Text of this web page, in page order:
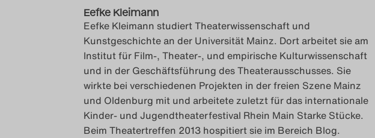
Eefke Kleimann
Eefke Kleimann studiert Theaterwissenschaft und
Kunstgeschichte an der Universität Mainz. Dort arbeitet sie am
Institut für Film-, Theater-, und empirische Kulturwissenschaft
und in der Geschäftsführung des Theaterausschusses. Sie
wirkte bei verschiedenen Projekten in der freien Szene Mainz
und Oldenburg mit und arbeitete zuletzt für das internationale
Kinder- und Jugendtheaterfestival Rhein Main Starke Stücke.
Beim Theatertreffen 2013 hospitiert sie im Bereich Blog.